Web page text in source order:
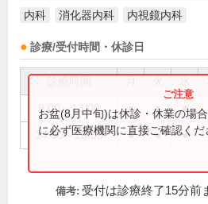
内科 消化器内科 内視鏡内科
診療/受付時間・休診日
9:00～13:00 ● ● ●
14:00～18:00 ● ● ●
お盆(8月中旬)は休診・休業の場
に必ず医療機関に直接ご確認くだ
備考: 受付は診療終了15分前